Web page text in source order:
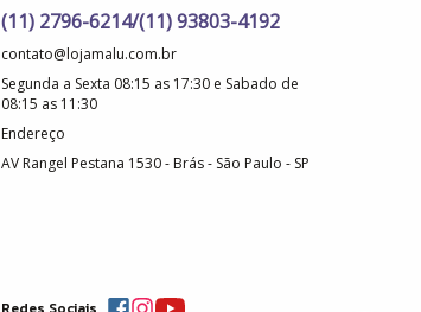
(11) 2796-6214/(11) 93803-4192
contato@lojamalu.com.br
Segunda a Sexta 08:15 as 17:30 e Sabado de
08:15 as 11:30
Endereço
AV Rangel Pestana 1530 - Brás - São Paulo - SP